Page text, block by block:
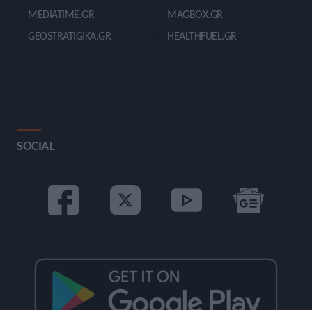
MEDIATIME.GR
GEOSTRATIGIKA.GR
MAGBOX.GR
HEALTHFUEL.GR
SOCIAL